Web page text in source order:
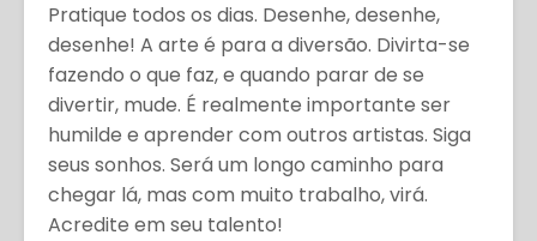
Pratique todos os dias. Desenhe, desenhe,
desenhe! A arte é para a diversão. Divirta-se
fazendo o que faz, e quando parar de se
divertir, mude. É realmente importante ser
humilde e aprender com outros artistas. Siga
seus sonhos. Será um longo caminho para
chegar lá, mas com muito trabalho, virá.
Acredite em seu talento!